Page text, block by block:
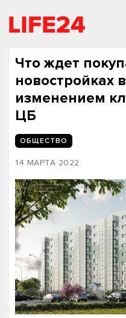
Что ждет
новостройках
изменением
ЦБ
ОБЩЕСТВО
14 МАРТА 2022